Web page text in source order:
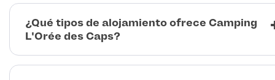
¿Qué tipos de alojamiento ofrece Camping
L'Orée des Caps?